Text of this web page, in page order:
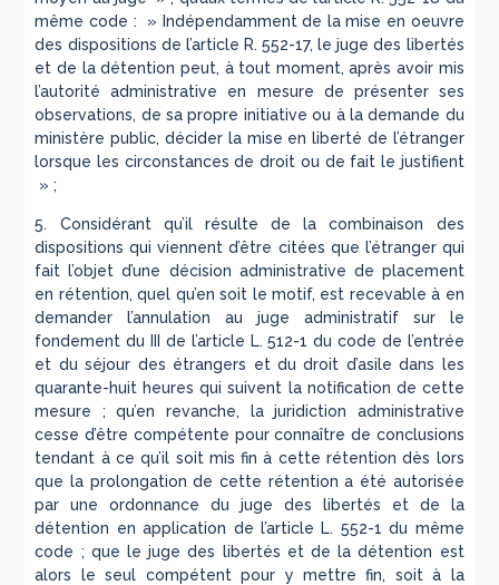
même code : » Indépendamment de la mise en oeuvre
des dispositions de l’article R. 552-17, le juge des libertés
et de la détention peut, à tout moment, après avoir mis
l’autorité administrative en mesure de présenter ses
observations, de sa propre initiative ou à la demande du
ministère public, décider la mise en liberté de l’étranger
lorsque les circonstances de droit ou de fait le justifient
» ;
5. Considérant qu’il résulte de la combinaison des
dispositions qui viennent d’être citées que l’étranger qui
fait l’objet d’une décision administrative de placement
en rétention, quel qu’en soit le motif, est recevable à en
demander l’annulation au juge administratif sur le
fondement du III de l’article L. 512-1 du code de l’entrée
et du séjour des étrangers et du droit d’asile dans les
quarante-huit heures qui suivent la notification de cette
mesure ; qu’en revanche, la juridiction administrative
cesse d’être compétente pour connaître de conclusions
tendant à ce qu’il soit mis fin à cette rétention dès lors
que la prolongation de cette rétention a été autorisée
par une ordonnance du juge des libertés et de la
détention en application de l’article L. 552-1 du même
code ; que le juge des libertés et de la détention est
alors le seul compétent pour y mettre fin, soit à la